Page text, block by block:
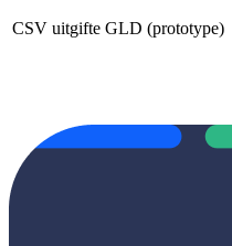
CSV uitgifte GLD (prototype)